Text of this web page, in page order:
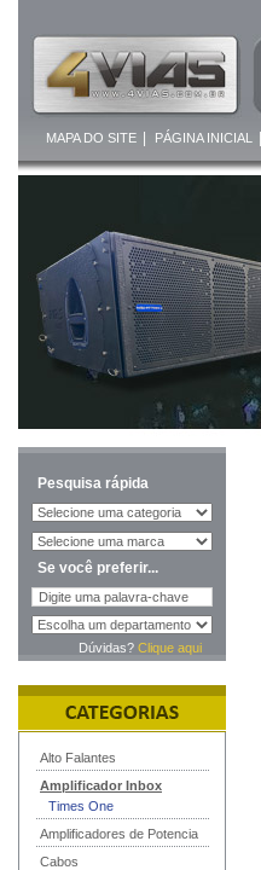
MAPA DO SITE PÁGINA INICIAL
Pesquisa rápida
Se você preferir...
Dúvidas? Clique aqui
Alto Falantes
Amplificador Inbox
Times One
Amplificadores de Potencia
Cabos